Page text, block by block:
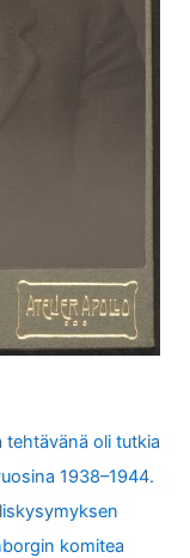
oli tutkia
1938–1944.
komitea